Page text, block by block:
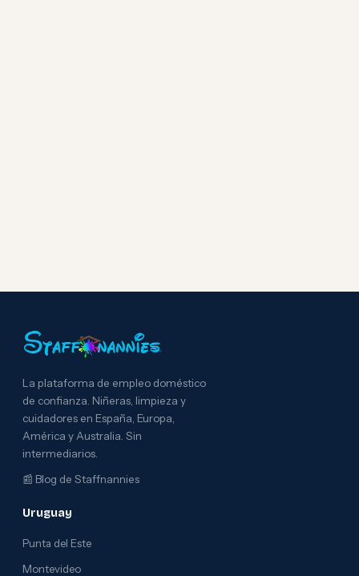
La plataforma de empleo doméstico
de confianza. Niñeras, limpieza y
cuidadores en España, Europa,
América y Australia. Sin
intermediarios.
📰 Blog de Staffnannies
Uruguay
Punta del Este
Montevideo